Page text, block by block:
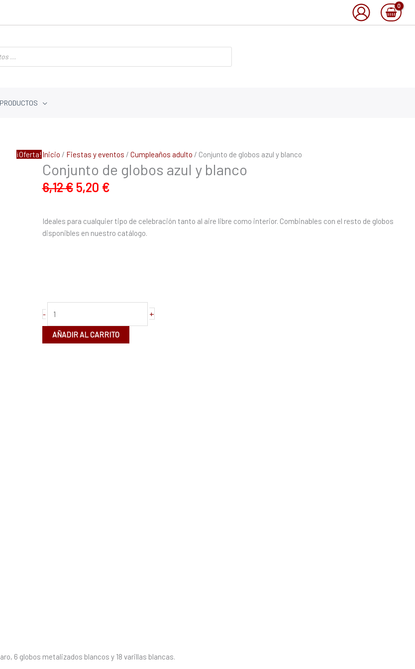
PRODUCTOS
¡Oferta! Inicio / Fiestas y eventos / Cumpleaños adulto / Conjunto de globos azul y blanco
Conjunto de globos azul y blanco
6,12€
El
precio
original
era:
5,20 €
El
precio
actual
es:
Ideales para cualquier tipo de celebración tanto al aire libre como interior. Combinables con el resto de globos
disponibles en nuestro catálogo.
-
Conjunto
de
globos
azul
cantidad
+
AÑADIR AL CARRITO
6 globos metalizados blancos y 18 varillas blancas.